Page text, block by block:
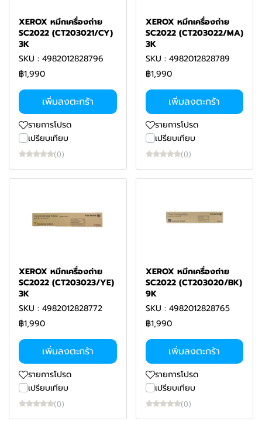
XEROX หมึกเครื่องถ่าย
SC2022 (CT203021/CY)
3K
SKU : 4982012828796
฿1,990
เพิ่มลงตะกร้า
รายการโปรด
เปรียบเทียบ
(0)
XEROX หมึกเครื่องถ่าย
SC2022 (CT203022/MA)
3K
SKU : 4982012828789
฿1,990
เพิ่มลงตะกร้า
รายการโปรด
เปรียบเทียบ
(0)
XEROX หมึกเครื่องถ่าย
SC2022 (CT203023/YE)
3K
SKU : 4982012828772
฿1,990
เพิ่มลงตะกร้า
รายการโปรด
เปรียบเทียบ
(0)
XEROX หมึกเครื่องถ่าย
SC2022 (CT203020/BK)
9K
SKU : 4982012828765
฿1,990
เพิ่มลงตะกร้า
รายการโปรด
เปรียบเทียบ
(0)